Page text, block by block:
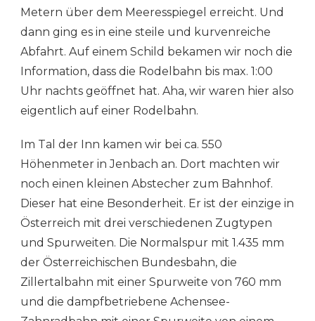
Metern über dem Meeresspiegel erreicht. Und
dann ging es in eine steile und kurvenreiche
Abfahrt. Auf einem Schild bekamen wir noch die
Information, dass die Rodelbahn bis max. 1:00
Uhr nachts geöffnet hat. Aha, wir waren hier also
eigentlich auf einer Rodelbahn.
Im Tal der Inn kamen wir bei ca. 550
Höhenmeter in Jenbach an. Dort machten wir
noch einen kleinen Abstecher zum Bahnhof.
Dieser hat eine Besonderheit. Er ist der einzige in
Österreich mit drei verschiedenen Zugtypen
und Spurweiten. Die Normalspur mit 1.435 mm
der Österreichischen Bundesbahn, die
Zillertalbahn mit einer Spurweite von 760 mm
und die dampfbetriebene Achensee-